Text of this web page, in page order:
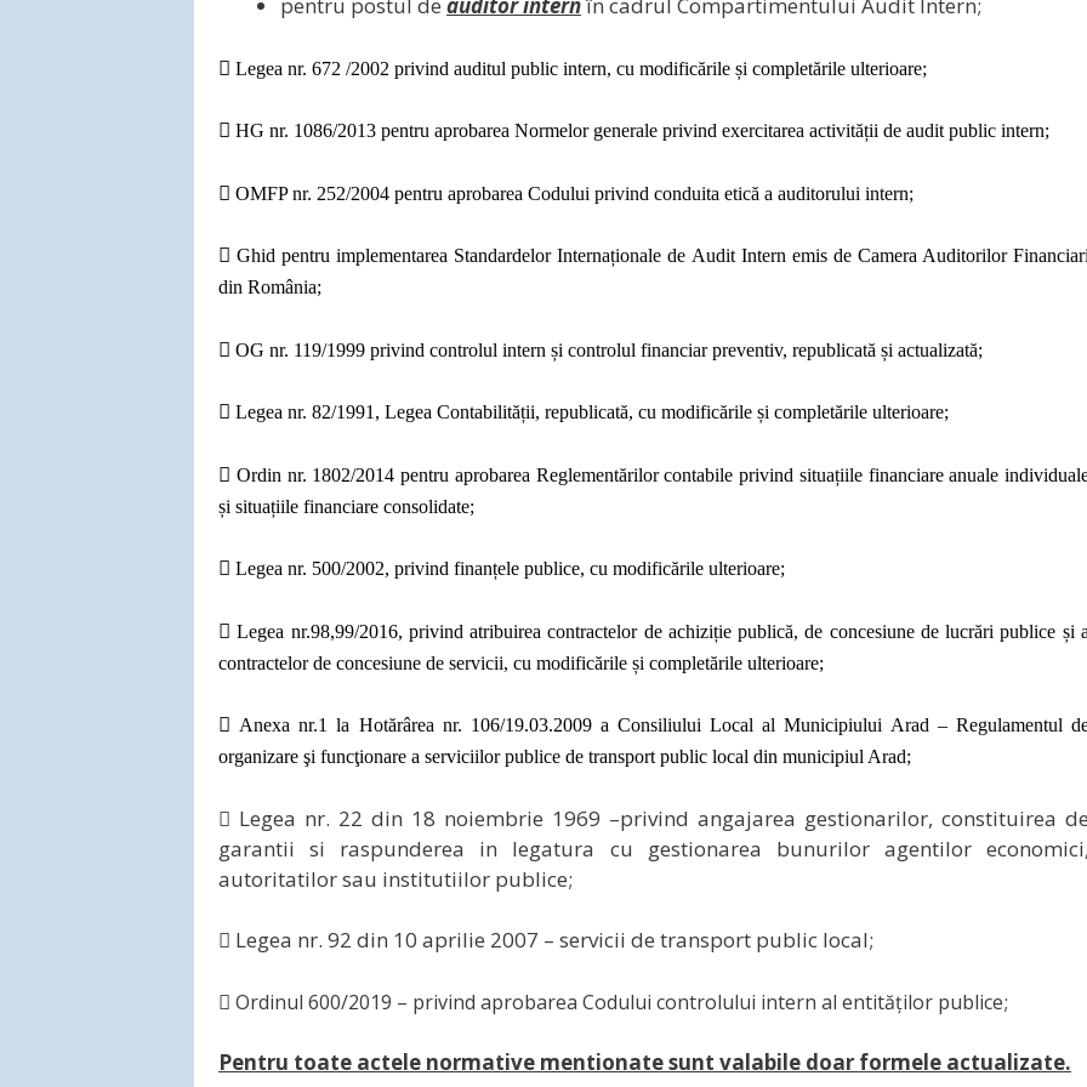
pentru postul de auditor internîn cadrul Compartimentului Audit Intern;
 Legea nr. 672 /2002 privind auditul public intern, cu modificările și completările ulterioare;
 HG nr. 1086/2013 pentru aprobarea Normelor generale privind exercitarea activității de audit public intern;
 OMFP nr. 252/2004 pentru aprobarea Codului privind conduita etică a auditorului intern;
Ghid pentru implementarea Standardelor Internaționale de Audit Intern emis de Camera Auditorilor
din România;
 OG nr. 119/1999 privind controlul intern și controlul financiar preventiv, republicată și actualizată;
 Legea nr. 82/1991, Legea Contabilității, republicată, cu modificările și completările ulterioare;
 Ordin nr. 1802/2014 pentru aprobarea Reglementărilor contabile privind situațiile financiare anuale
și situațiile financiare consolidate;
 Legea nr. 500/2002, privind finanțele publice, cu modificările ulterioare;
Legea nr.98,99/2016, privind atribuirea contractelor de achiziție publică, de concesiune de lucrări publice și
contractelor de concesiune de servicii, cu modificările și completările ulterioare;
Anexa nr.1 la Hotărârea nr. 106/19.03.2009 a Consiliului Local al Municipiului Arad – Regulamentul
organizare şi funcţionare a serviciilor publice de transport public local din municipiul Arad;
 Legea nr. 22 din 18 noiembrie 1969 –privind angajarea gestionarilor, constituirea
garantii si raspunderea in legatura cu gestionarea bunurilor agentilor
autoritatilor sau institutiilor publice;
 Legea nr. 92 din 10 aprilie 2007 – servicii de transport public local;
 Ordinul 600/2019 – privind aprobarea Codului controlului intern al entităților publice;
Pentru toate actele normative mentionate sunt valabile doar formele actualizate.